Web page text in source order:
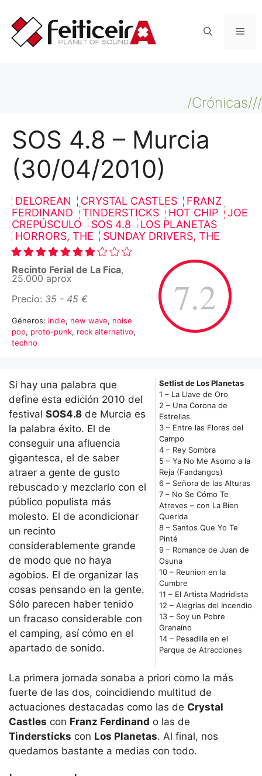
contenido
/Crónicas///
SOS 4.8 – Murcia
(30/04/2010)
DELOREAN CRYSTAL CASTLES
FRANZ
FERDINAND
TINDERSTICKS HOT CHIP
JOE
CREPÚSCULO
SOS 4.8
LOS PLANETAS
HORRORS, THE
SUNDAY DRIVERS, THE
7.2
Recinto Ferial de La Fica,
25.000 aprox
Precio: 35 - 45 €
Géneros: indie, new wave, noise
pop, proto-punk, rock alternativo,
techno
Setlist de Los Planetas
1 – La Llave de Oro
2 – Una Corona de
Estrellas
3 – Entre las Flores del
Campo
4 – Rey Sombra
5 – Ya No Me Asomo a la
Reja (Fandangos)
6 – Señora de las Alturas
7 – No Se Cómo Te
Atreves – con La Bien
Querida
8 – Santos Que Yo Te
Pinté
9 – Romance de Juan de
Osuna
10 – Reunion en la
Cumbre
11 – El Artista Madridista
12 – Alegrías del Incendio
13 – Soy un Pobre
Granaíno
14 – Pesadilla en el
Parque de Atracciones
Si hay una palabra que
define esta edición 2010 del
festival SOS4.8 de Murcia es
la palabra éxito. El de
conseguir una afluencia
gigantesca, el de saber
atraer a gente de gusto
rebuscado y mezclarlo con el
público populista más
molesto. El de acondicionar
un recinto
considerablemente grande
de modo que no haya
agobios. El de organizar las
cosas pensando en la gente.
Sólo parecen haber tenido
un fracaso considerable con
el camping, así cómo en el
apartado de sonido.
La primera jornada sonaba a priori como la más
fuerte de las dos, coincidiendo multitud de
actuaciones destacadas como las de Crystal
Castles con Franz Ferdinand o las de
Tindersticks con Los Planetas. Al final, nos
quedamos bastante a medias con todo.